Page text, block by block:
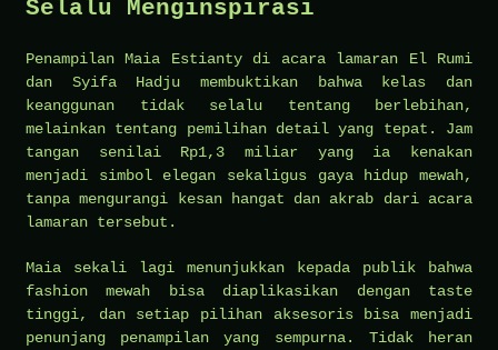
Selalu Menginspirasi
Penampilan Maia Estianty di acara lamaran El Rumi
dan Syifa Hadju membuktikan bahwa kelas dan
keanggunan tidak selalu tentang berlebihan,
melainkan tentang pemilihan detail yang tepat. Jam
tangan senilai Rp1,3 miliar yang ia kenakan
menjadi simbol elegan sekaligus gaya hidup mewah,
tanpa mengurangi kesan hangat dan akrab dari acara
lamaran tersebut.
Maia sekali lagi menunjukkan kepada publik bahwa
fashion mewah bisa diaplikasikan dengan taste
tinggi, dan setiap pilihan aksesoris bisa menjadi
penunjang penampilan yang sempurna. Tidak heran